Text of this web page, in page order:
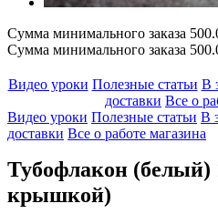
Сумма минимального заказа
Сумма минимального заказа
Видео уроки Полезные статьи В
доставки Все о
Видео уроки Полезные статьи В
доставки Все о работе магазина
Тубофлакон (белый)
крышкой)